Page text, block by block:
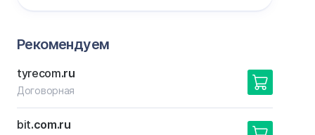
Рекомендуем
tyrecom.ru
Договорная
bit.com.ru